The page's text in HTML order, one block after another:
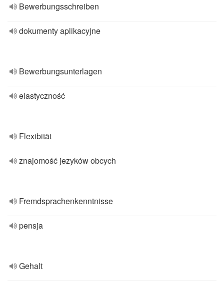
Bewerbungsschreiben
dokumenty aplikacyjne
Bewerbungsunterlagen
elastyczność
Flexibität
znajomość jezyków obcych
Fremdsprachenkenntnisse
pensja
Gehalt